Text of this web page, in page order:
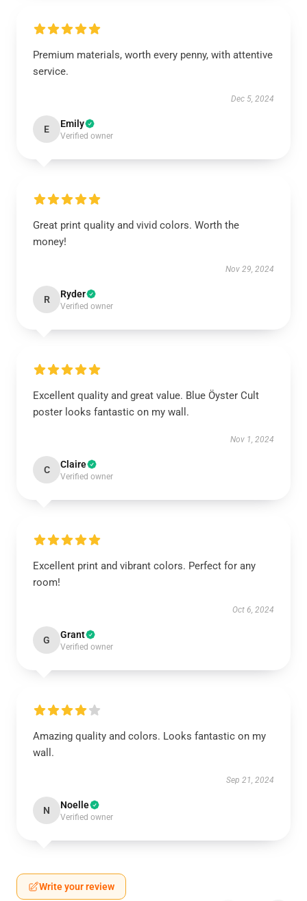
Premium materials, worth every penny, with attentive
service.
Dec 5, 2024
E Emily
Verified owner
Great print quality and vivid colors. Worth the
money!
Nov 29, 2024
R Ryder
Verified owner
Excellent quality and great value. Blue Öyster Cult
poster looks fantastic on my wall.
Nov 1, 2024
C Claire
Verified owner
Excellent print and vibrant colors. Perfect for any
room!
Oct 6, 2024
G Grant
Verified owner
Amazing quality and colors. Looks fantastic on my
wall.
Sep 21, 2024
N Noelle
Verified owner
Write your review